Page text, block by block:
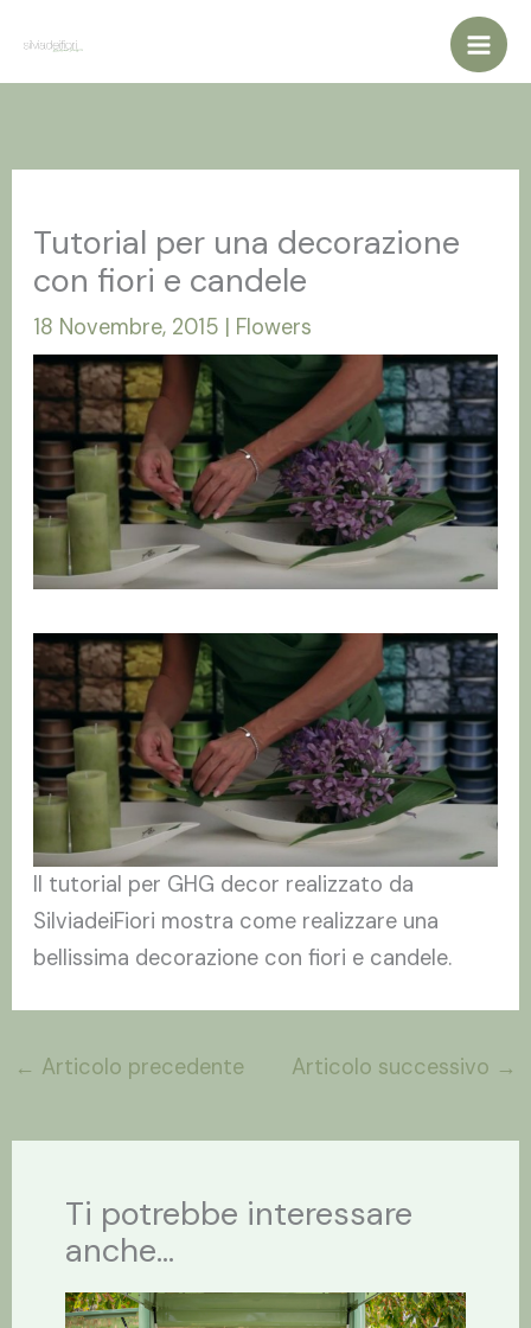
contenuto
Tutorial per una decorazione
con fiori e candele
18 Novembre, 2015 | Flowers
Il tutorial per GHG decor realizzato da
SilviadeiFiori mostra come realizzare una
bellissima decorazione con fiori e candele.
← Articolo precedente Articolo successivo →
Ti potrebbe interessare
anche...